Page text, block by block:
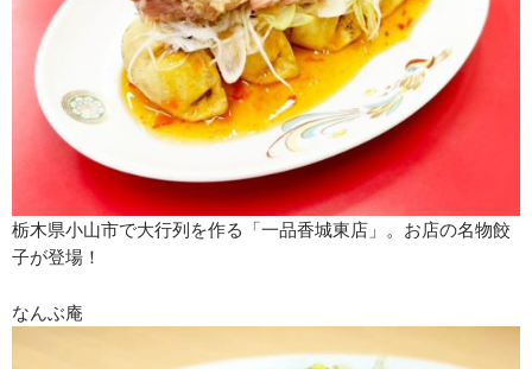
栃木県小山市で大行列を作る「一品香城東店」。お店の名物餃
子が登場！
なんぶ庵